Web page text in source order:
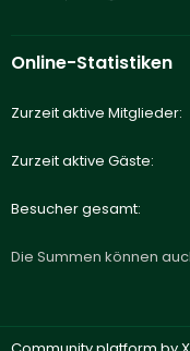
Online-Statistiken
Zurzeit aktive Mitglieder
Zurzeit aktive Gäste
Besucher gesamt
Die Summen können